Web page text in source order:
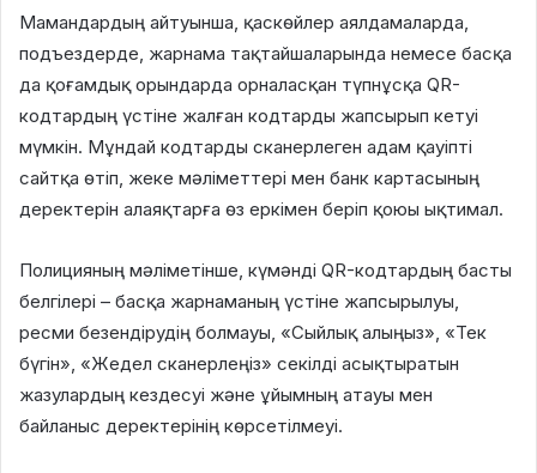
Мамандардың айтуынша, қаскөйлер аялдамаларда,
подъездерде, жарнама тақтайшаларында немесе басқа
да қоғамдық орындарда орналасқан түпнұсқа QR-
кодтардың үстіне жалған кодтарды жапсырып кетуі
мүмкін. Мұндай кодтарды сканерлеген адам қауіпті
сайтқа өтіп, жеке мәліметтері мен банк картасының
деректерін алаяқтарға өз еркімен беріп қоюы ықтимал.
Полицияның мәліметінше, күмәнді QR-кодтардың басты
белгілері – басқа жарнаманың үстіне жапсырылуы,
ресми безендірудің болмауы, «Сыйлық алыңыз», «Тек
бүгін», «Жедел сканерлеңіз» секілді асықтыратын
жазулардың кездесуі және ұйымның атауы мен
байланыс деректерінің көрсетілмеуі.